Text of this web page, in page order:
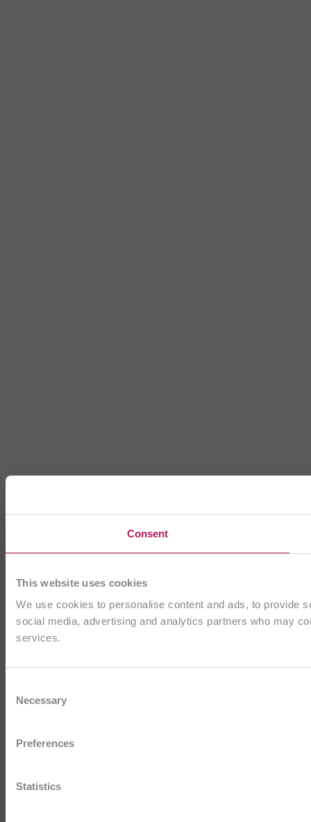
Consent
This website uses cookies
We use cookies to personalise content and ads, to provide
social media, advertising and analytics partners who may
services.
Selection
Necessary
Preferences
Statistics